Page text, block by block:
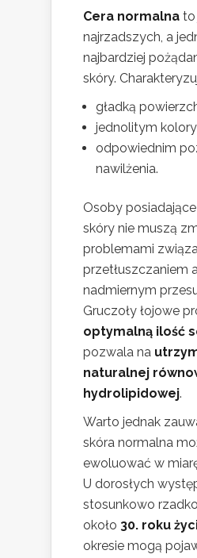
Cera normalna to
najrzadszych, a
najbardziej
skóry.
gładką
jednolitym
odpowiednim
nawilżenia.
Osoby
skóry nie muszą
problemami
przetłuszczaniem
nadmiernym
Gruczoły łojowe
optymalną ilość
pozwala na
naturalnej
hydrolipidowej.
Warto jednak
skóra normalna
ewoluować w
U dorosłych
stosunkowo
około 30. roku
okresie mogą